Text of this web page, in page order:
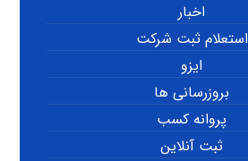
اخبار
استعلام ثبت شرکت
ایزو
بروزرسانی ها
پروانه کسب
ثبت آنلاین